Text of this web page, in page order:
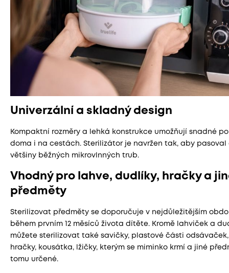
Univerzální a skladný design
Kompaktní rozměry a lehká konstrukce umožňují snadné
doma i na cestách. Sterilizátor je navržen tak, aby pasoval
většiny běžných mikrovlnných trub.
Vhodný pro lahve, dudlíky, hračky a
předměty
Sterilizovat předměty se doporučuje v nejdůležitějším
během prvním 12 měsíců života dítěte. Kromě lahviček a
můžete sterilizovat také savičky, plastové části odsávaček,
hračky, kousátka, lžičky, kterým se miminko krmí a jiné
tomu určené.